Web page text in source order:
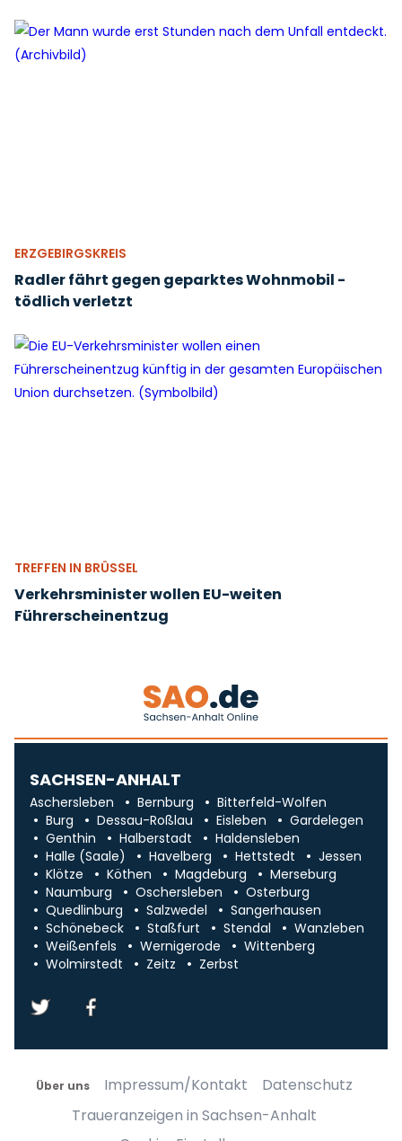
ERZGEBIRGSKREIS
Radler fährt gegen geparktes Wohnmobil -
tödlich verletzt
TREFFEN IN BRÜSSEL
Verkehrsminister wollen EU-weiten
Führerscheinentzug
SACHSEN-ANHALT
Aschersleben Bernburg
Bitterfeld-Wolfen
Burg
Dessau-Roßlau Eisleben
Gardelegen
Genthin
Halberstadt
Haldensleben
Halle (Saale)
Havelberg Hettstedt
Jessen
Klötze
Köthen Magdeburg
Merseburg
Naumburg
Oschersleben
Osterburg
Quedlinburg
Salzwedel
Sangerhausen
Schönebeck
Staßfurt Stendal
Wanzleben
Weißenfels
Wernigerode
Wittenberg
Wolmirstedt
Zeitz Zerbst
Über uns Impressum/Kontakt
Datenschutz
Traueranzeigen in Sachsen-Anhalt